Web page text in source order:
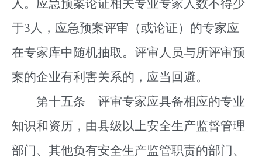
人。应急预案论证相关专业专家人数不得少
于3人，应急预案评审（或论证）的专家应
在专家库中随机抽取。评审人员与所评审预
案的企业有利害关系的，应当回避。
第十五条 评审专家应具备相应的专业
知识和资历，由县级以上安全生产监督管理
部门、其他负有安全生产监管职责的部门、